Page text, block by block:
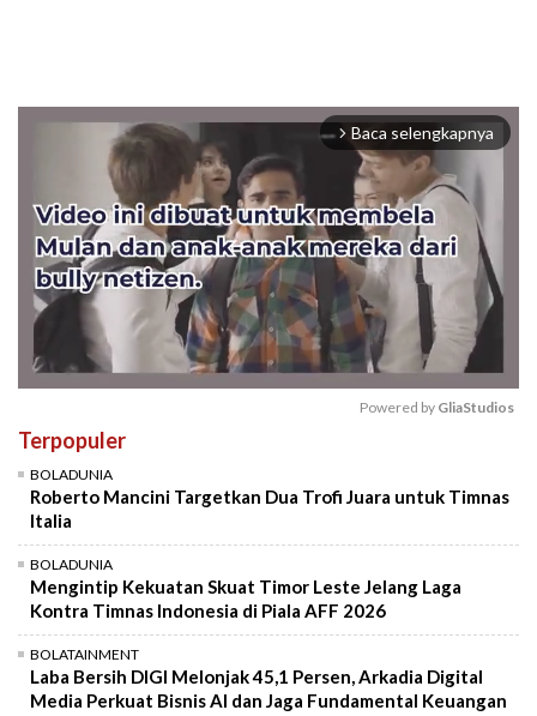
arrow_forward_ios Baca selengkapnya
Powered by GliaStudios
Terpopuler
BOLADUNIA
Roberto Mancini Targetkan Dua Trofi Juara untuk Timnas
Italia
BOLADUNIA
Mengintip Kekuatan Skuat Timor Leste Jelang Laga
Kontra Timnas Indonesia di Piala AFF 2026
BOLATAINMENT
Laba Bersih DIGI Melonjak 45,1 Persen, Arkadia Digital
Media Perkuat Bisnis AI dan Jaga Fundamental Keuangan